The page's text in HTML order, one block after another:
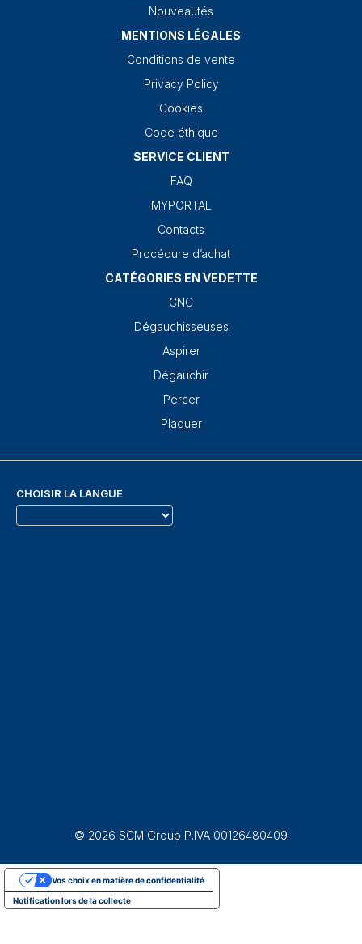
Nouveautés
MENTIONS LÉGALES
Conditions de vente
Privacy Policy
Cookies
Code éthique
SERVICE CLIENT
FAQ
MYPORTAL
Contacts
Procédure d’achat
CATÉGORIES EN VEDETTE
CNC
Dégauchisseuses
Aspirer
Dégauchir
Percer
Plaquer
CHOISIR LA LANGUE
© 2026 SCM Group P.IVA 00126480409
Notification lors de la collecte
Vos choix en matière de confidentialité